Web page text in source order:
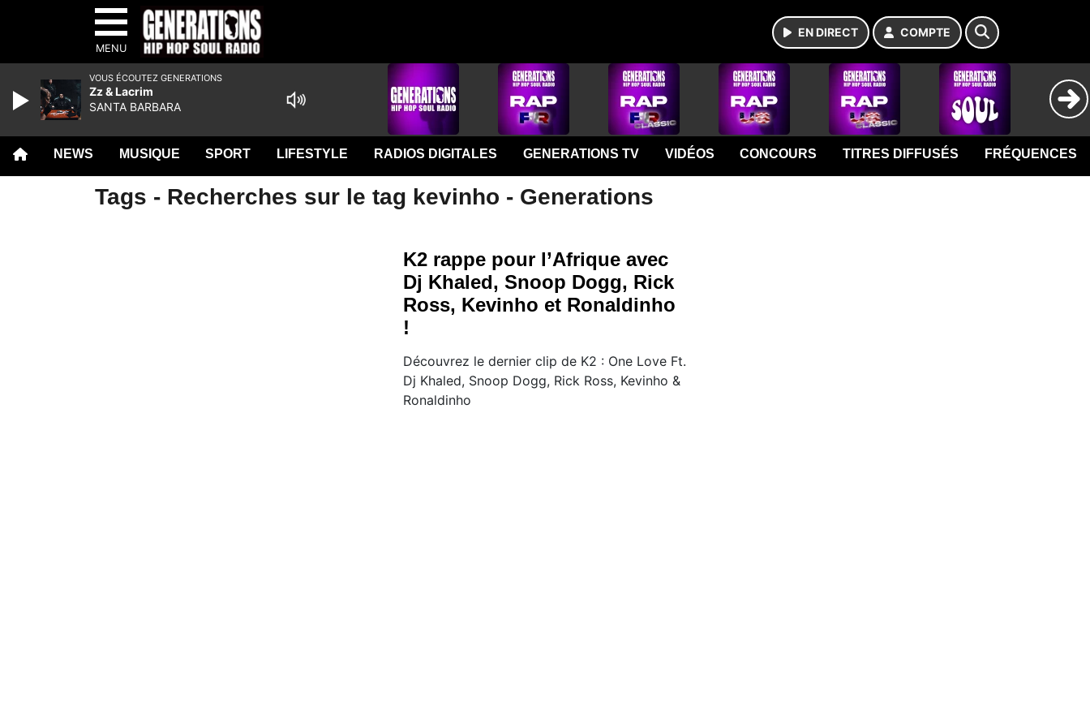
MENU
EN DIRECT COMPTE
NEWS MUSIQUE SPORT LIFESTYLE RADIOS DIGITALES GENERATIONS TV VIDÉOS CONCOURS TITRES DIFFUSÉS FRÉQUENCES
Tags - Recherches sur le tag kevinho - Generations
K2 rappe pour l’Afrique avec
Dj Khaled, Snoop Dogg, Rick
Ross, Kevinho et Ronaldinho
!
Découvrez le dernier clip de K2 : One Love Ft.
Dj Khaled, Snoop Dogg, Rick Ross, Kevinho &
Ronaldinho
VOUS ÉCOUTEZ GENERATIONS
Zz & Lacrim
SANTA BARBARA